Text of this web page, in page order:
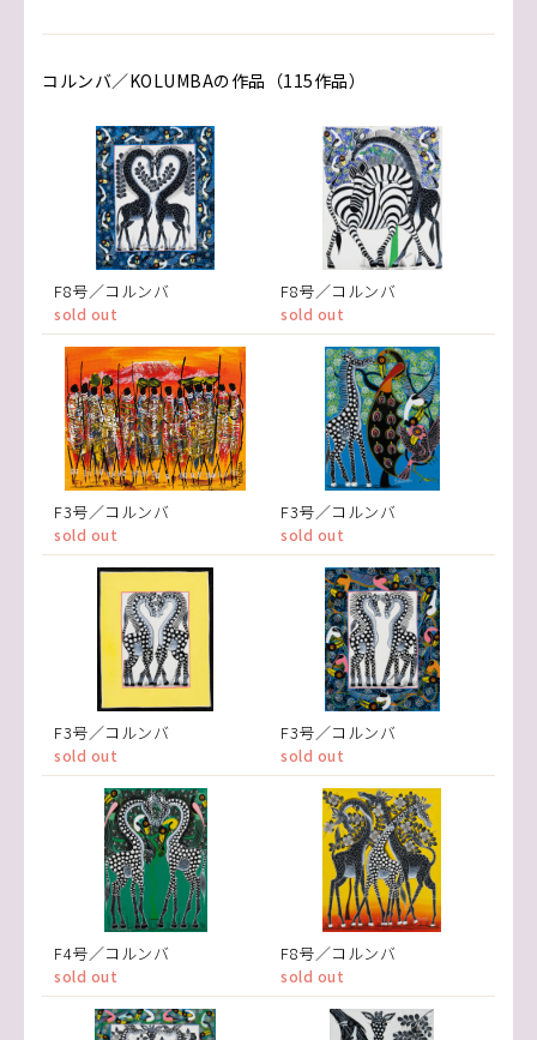
コルンバ／KOLUMBAの作品（115作品）
F8号／コルンバ
sold out
F8号／コルンバ
sold out
F3号／コルンバ
sold out
F3号／コルンバ
sold out
F3号／コルンバ
sold out
F3号／コルンバ
sold out
F4号／コルンバ
sold out
F8号／コルンバ
sold out